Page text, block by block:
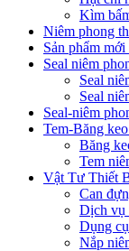
Kìm
Niêm phong
Sản phẩm
Seal niêm
Seal
Seal
Seal-niêm
Tem-Băng
Băng
Tem
Vật Tư Thiết
Can
Dịch vụ
Dụng
Nắp